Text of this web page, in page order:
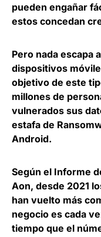
pueden engañar
estos concedan
Pero nada escapa
dispositivos
objetivo de este
millones de
vulnerados sus
estafa de
Android.
Según el Informe
Aon, desde 2021
han vuelto más
negocio es cada
tiempo que el